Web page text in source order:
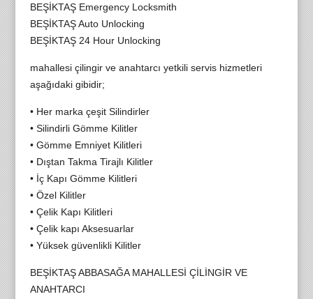
BEŞİKTAŞ Emergency Locksmith
BEŞİKTAŞ Auto Unlocking
BEŞİKTAŞ 24 Hour Unlocking
mahallesi çilingir ve anahtarcı yetkili servis hizmetleri
aşağıdaki gibidir;
• Her marka çeşit Silindirler
• Silindirli Gömme Kilitler
• Gömme Emniyet Kilitleri
• Dıştan Takma Tirajlı Kilitler
• İç Kapı Gömme Kilitleri
• Özel Kilitler
• Çelik Kapı Kilitleri
• Çelik kapı Aksesuarlar
• Yüksek güvenlikli Kilitler
BEŞİKTAŞ ABBASAĞA MAHALLESİ ÇİLİNGİR VE
ANAHTARCI